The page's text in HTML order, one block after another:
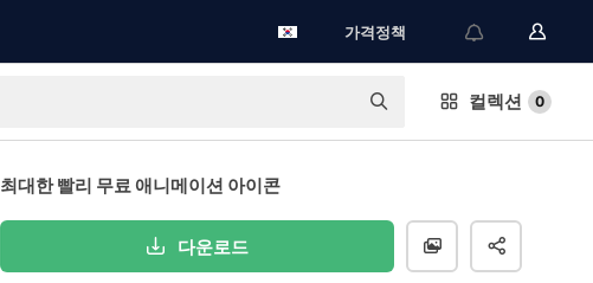
가격정책
컬렉션 0
최대한 빨리 무료 애니메이션 아이콘
다운로드